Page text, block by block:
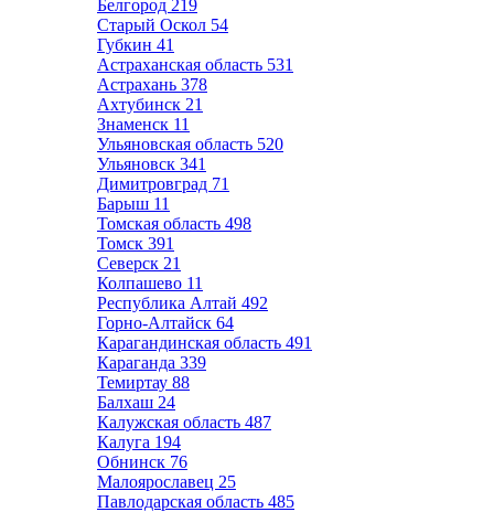
Белгород 219
Старый Оскол 54
Губкин 41
Астраханская область 531
Астрахань 378
Ахтубинск 21
Знаменск 11
Ульяновская область 520
Ульяновск 341
Димитровград 71
Барыш 11
Томская область 498
Томск 391
Северск 21
Колпашево 11
Республика Алтай 492
Горно-Алтайск 64
Карагандинская область 491
Караганда 339
Темиртау 88
Балхаш 24
Калужская область 487
Калуга 194
Обнинск 76
Малоярославец 25
Павлодарская область 485